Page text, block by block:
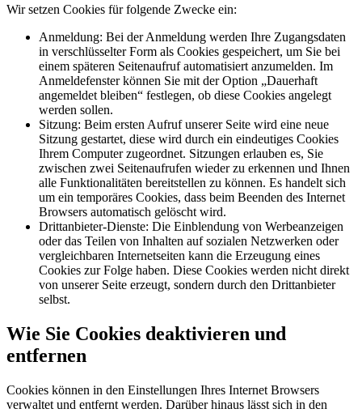
Wir setzen Cookies für folgende Zwecke ein:
Anmeldung: Bei der Anmeldung werden Ihre Zugangsdaten
in verschlüsselter Form als Cookies gespeichert, um Sie bei
einem späteren Seitenaufruf automatisiert anzumelden. Im
Anmeldefenster können Sie mit der Option „Dauerhaft
angemeldet bleiben“ festlegen, ob diese Cookies angelegt
werden sollen.
Sitzung: Beim ersten Aufruf unserer Seite wird eine neue
Sitzung gestartet, diese wird durch ein eindeutiges Cookies
Ihrem Computer zugeordnet. Sitzungen erlauben es, Sie
zwischen zwei Seitenaufrufen wieder zu erkennen und Ihnen
alle Funktionalitäten bereitstellen zu können. Es handelt sich
um ein temporäres Cookies, dass beim Beenden des Internet
Browsers automatisch gelöscht wird.
Drittanbieter-Dienste: Die Einblendung von Werbeanzeigen
oder das Teilen von Inhalten auf sozialen Netzwerken oder
vergleichbaren Internetseiten kann die Erzeugung eines
Cookies zur Folge haben. Diese Cookies werden nicht direkt
von unserer Seite erzeugt, sondern durch den Drittanbieter
selbst.
Wie Sie Cookies deaktivieren und
entfernen
Cookies können in den Einstellungen Ihres Internet Browsers
verwaltet und entfernt werden. Darüber hinaus lässt sich in den